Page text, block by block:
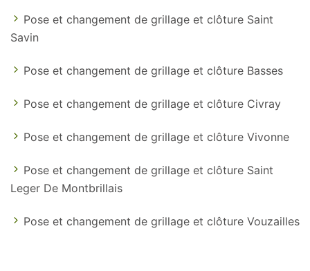
Pose et changement de grillage et clôture Saint
Savin
Pose et changement de grillage et clôture Basses
Pose et changement de grillage et clôture Civray
Pose et changement de grillage et clôture Vivonne
Pose et changement de grillage et clôture Saint
Leger De Montbrillais
Pose et changement de grillage et clôture Vouzailles